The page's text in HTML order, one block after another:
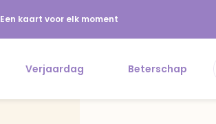
Een kaart voor elk moment
Verjaardag Beterschap